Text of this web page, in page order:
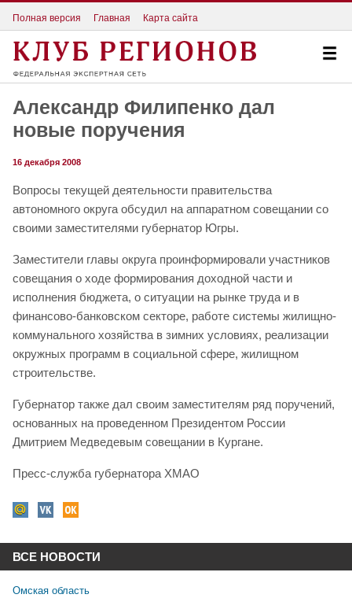
Полная версия Главная Карта сайта
Александр Филипенко дал
новые поручения
16 декабря 2008
Вопросы текущей деятельности правительства
автономного округа обсудил на аппаратном совещании со
своими заместителями губернатор Югры.
Заместители главы округа проинформировали участников
совещания о ходе формирования доходной части и
исполнения бюджета, о ситуации на рынке труда и в
финансово-банковском секторе, работе системы жилищно-
коммунального хозяйства в зимних условиях, реализации
окружных программ в социальной сфере, жилищном
строительстве.
Губернатор также дал своим заместителям ряд поручений,
основанных на проведенном Президентом России
Дмитрием Медведевым совещании в Кургане.
Пресс-служба губернатора ХМАО
ВСЕ НОВОСТИ
Омская область